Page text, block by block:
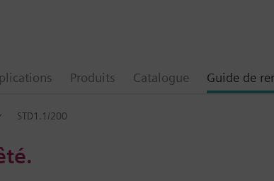
Produits Catalogue Guide de
STD1.1/200